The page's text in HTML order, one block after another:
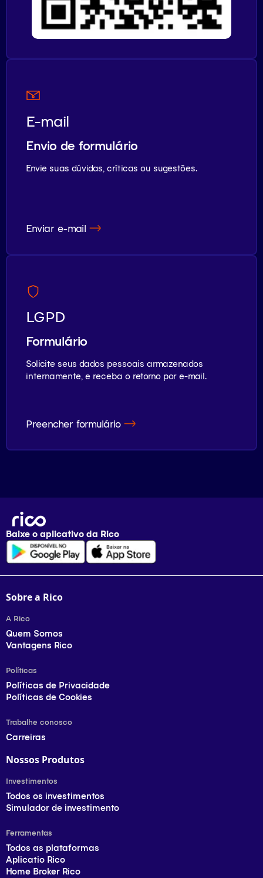
E-mail
Envio de formulário
Envie suas dúvidas, críticas ou sugestões.
Enviar e-mail
LGPD
Formulário
Solicite seus dados pessoais armazenados
internamente, e receba o retorno por e-mail.
Preencher formulário
Baixe o aplicativo da Rico
Sobre a Rico
A Rico
Quem Somos
Vantagens Rico
Políticas
Políticas de Privacidade
Políticas de Cookies
Trabalhe conosco
Carreiras
Nossos Produtos
Investimentos
Todos os investimentos
Simulador de investimento
Ferramentas
Todos as plataformas
Aplicatio Rico
Home Broker Rico